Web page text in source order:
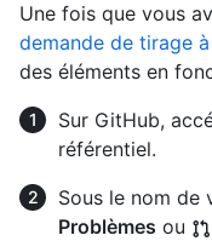
Une fois que vous
demande de tirage à
des éléments en
Sur GitHub,
référentiel.
Sous le nom de
Problèmes ou